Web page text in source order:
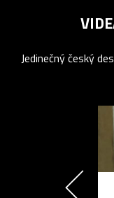
Jedinečný český